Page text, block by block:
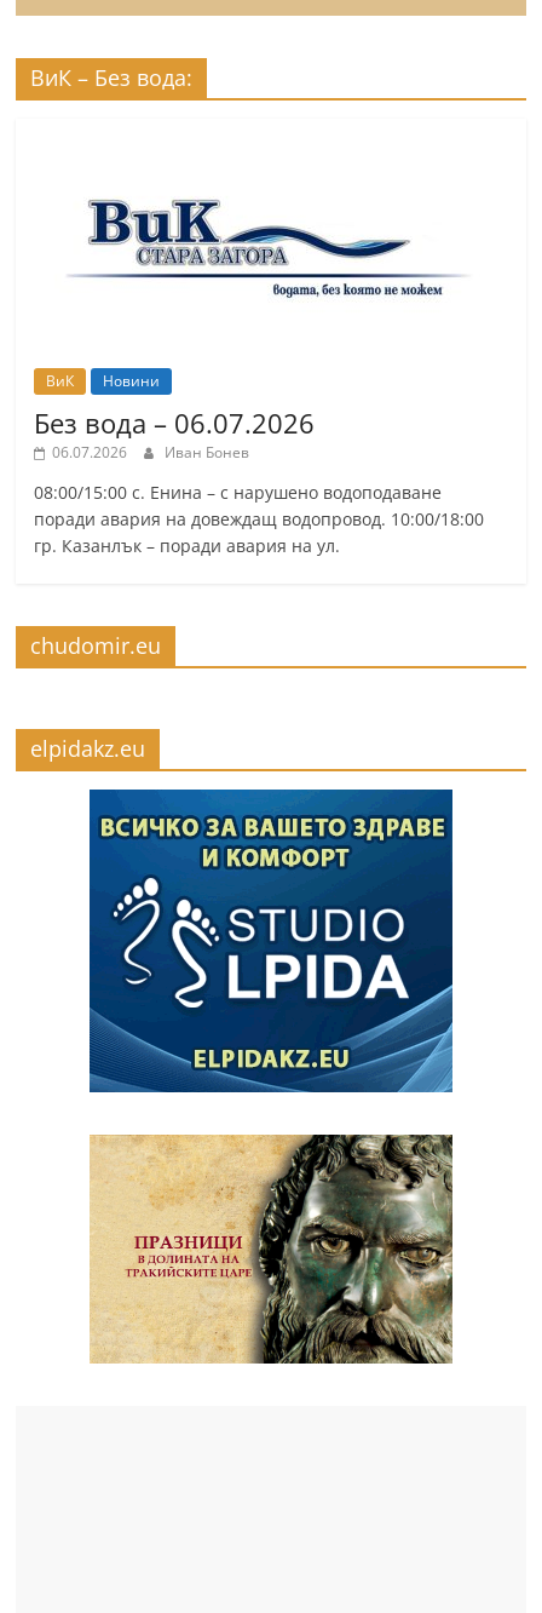
ВиК – Без вода:
ВиК Новини
Без вода – 06.07.2026
06.07.2026 Иван Бонев
08:00/15:00 с. Енина – с нарушено водоподаване
поради авария на довеждащ водопровод. 10:00/18:00
гр. Казанлък – поради авария на ул.
chudomir.eu
elpidakz.eu